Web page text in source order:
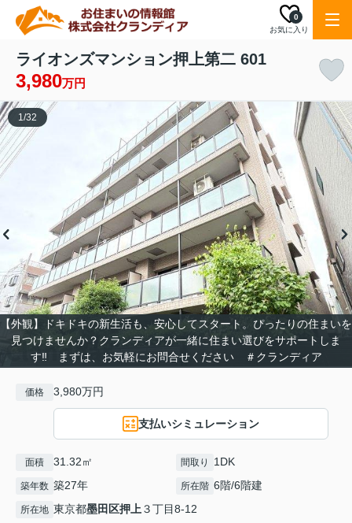
お気に入り
0
ライオンズマンション押上第二 601
3,980万円
【外観】ドキドキの新生活も、安心してスタート。ぴったりの住まいを
見つけませんか？クランディアが一緒に住まい選びをサポートしま
す‼ まずは、お気軽にお問合せください ＃クランディア
1/32
価格 3,980万円
支払いシミュレーション
面積 31.32㎡ 間取り 1DK
築年数 築27年 所在階 6階/6階建
所在地 東京都墨田区押上３丁目8-12